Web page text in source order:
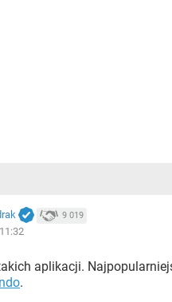
9 019
aplikacji.
.